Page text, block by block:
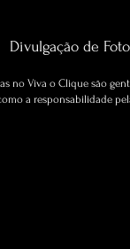
Divulgação de
no Viva o Clique são
a responsabilidade